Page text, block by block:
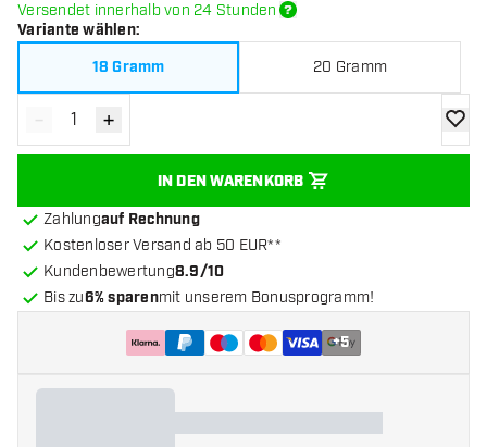
Versendet innerhalb von 24 Stunden
Variante wählen:
18 Gramm
20 Gramm
Menge verringern
- Menge erhöhen
+
IN DEN WARENKORB
Zur
Zahlungauf Rechnung
Kostenloser Versand ab 50 EUR**
Kundenbewertung8.9/10
Bis zu6% sparenmit unserem Bonusprogramm!
+5